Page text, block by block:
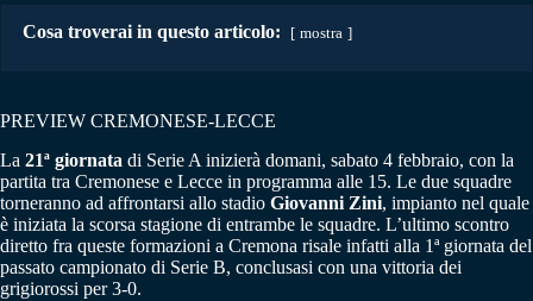
Cosa troverai in questo articolo: mostra
PREVIEW CREMONESE-LECCE
La 21ª giornata di Serie A inizierà domani, sabato 4 febbraio, con la
partita tra Cremonese e Lecce in programma alle 15. Le due squadre
torneranno ad affrontarsi allo stadio Giovanni Zini, impianto nel quale
è iniziata la scorsa stagione di entrambe le squadre. L’ultimo scontro
diretto fra queste formazioni a Cremona risale infatti alla 1ª giornata del
passato campionato di Serie B, conclusasi con una vittoria dei
grigiorossi per 3-0.